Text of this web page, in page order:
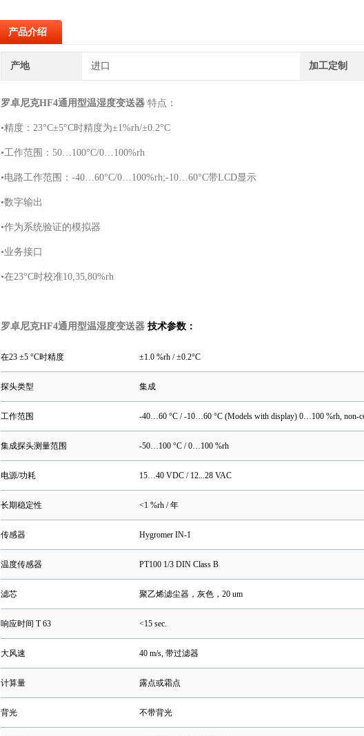
产品介绍
产地 进口 加工定制
罗卓尼克HF4通用型温湿度变送器 特点：
•精度：23°C±5°C时精度为±1%rh/±0.2°C
•工作范围：50…100°C/0…100%rh
•电路工作范围：-40…60°C/0…100%rh;-10…60°C带LCD显示
•数字输出
•作为系统验证的模拟器
•业务接口
•在23°C时校准10,35,80%rh
罗卓尼克HF4通用型温湿度变送器 技术参数：
在23 ±5 °C时精度 ±1.0 %rh / ±0.2°C
探头类型 集成
工作范围 -40…60 °C / -10…60 °C (Models with display) 0…100 %rh, non-
集成探头测量范围 -50…100 °C / 0…100 %rh
电源/功耗 15…40 VDC / 12...28 VAC
长期稳定性 <1 %rh / 年
传感器 Hygromer IN-1
温度传感器 PT100 1/3 DIN Class B
滤芯 聚乙烯滤尘器，灰色，20 um
响应时间 T 63 <15 sec.
大风速 40 m/s, 带过滤器
计算量 露点或霜点
背光 不带背光